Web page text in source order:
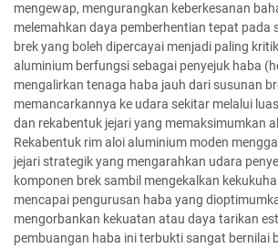
mengewap, mengurangkan keberkesanan
melemahkan daya pemberhentian tepat pada
brek yang boleh dipercayai menjadi paling
aluminium berfungsi sebagai penyejuk haba
mengalirkan tenaga haba jauh dari susunan
memancarkannya ke udara sekitar melalui
dan rekabentuk jejari yang memaksimumkan
Rekabentuk rim aloi aluminium moden
jejari strategik yang mengarahkan udara
komponen brek sambil mengekalkan
mencapai pengurusan haba yang
mengorbankan kekuatan atau daya tarikan
pembuangan haba ini terbukti sangat bernilai